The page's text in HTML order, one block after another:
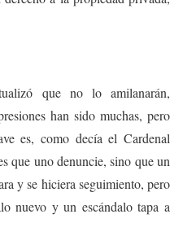
que no lo amilanarán,
han sido muchas, pero
es, como decía el Cardenal
que uno denuncie, sino que un
y se hiciera seguimiento, pero
nuevo y un escándalo tapa a